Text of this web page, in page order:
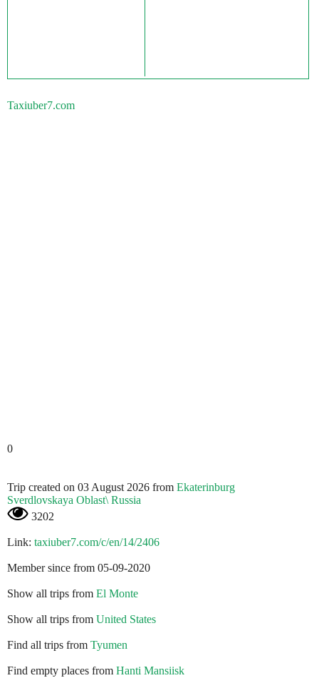
Taxiuber7.com
0
Trip created on 03 August 2026 from Ekaterinburg
Sverdlovskaya Oblast\ Russia
3202
Link: taxiuber7.com/c/en/14/2406
Member since from 05-09-2020
Show all trips from El Monte
Show all trips from United States
Find all trips from Tyumen
Find empty places from Hanti Mansiisk